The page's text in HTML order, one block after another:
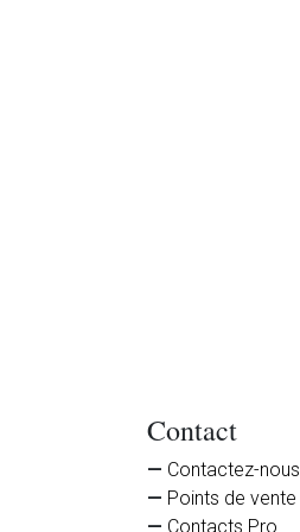
Contact
Contactez-nous
Points de vente
Contacts Pro